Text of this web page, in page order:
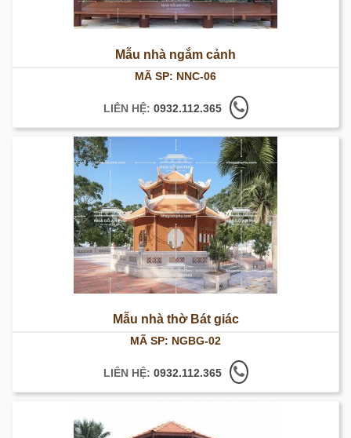
Mẫu nhà ngắm cảnh
MÃ SP: NNC-06
LIÊN HỆ: 0932.112.365
Mẫu nhà thờ Bát giác
MÃ SP: NGBG-02
LIÊN HỆ: 0932.112.365